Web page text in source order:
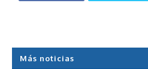
Más noticias